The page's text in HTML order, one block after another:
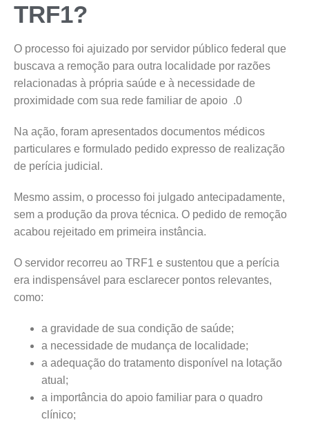
TRF1?
O processo foi ajuizado por servidor público federal que
buscava a remoção para outra localidade por razões
relacionadas à própria saúde e à necessidade de
proximidade com sua rede familiar de apoio .0
Na ação, foram apresentados documentos médicos
particulares e formulado pedido expresso de realização
de perícia judicial.
Mesmo assim, o processo foi julgado antecipadamente,
sem a produção da prova técnica. O pedido de remoção
acabou rejeitado em primeira instância.
O servidor recorreu ao TRF1 e sustentou que a perícia
era indispensável para esclarecer pontos relevantes,
como:
a gravidade de sua condição de saúde;
a necessidade de mudança de localidade;
a adequação do tratamento disponível na lotação
atual;
a importância do apoio familiar para o quadro
clínico;